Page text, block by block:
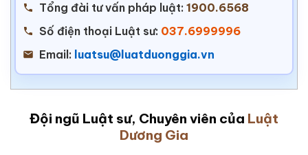
Tổng đài tư vấn pháp luật: 1900.6568
Số điện thoại Luật sư: 037.6999996
Email: luatsu@luatduonggia.vn
Đội ngũ Luật sư, Chuyên viên của Luật
Dương Gia